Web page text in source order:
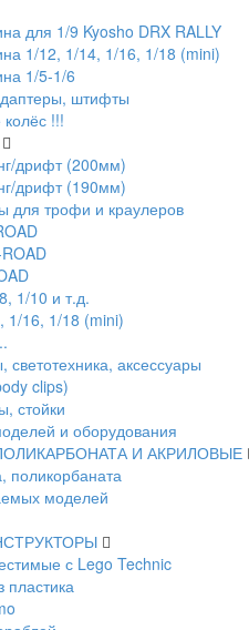
для 1/9 Kyosho DRX RALLY
1/12, 1/14, 1/16, 1/18 (mini)
1/5-1/6
штифты
!!!
дрифт (200мм)
дрифт (190мм)
для трофи и краулеров
1/10 и т.д.
1/16, 1/18 (mini)
аксессуары
clips)
стойки
и оборудования
И АКРИЛОВЫЕ
поликорбаната
моделей
с Lego Technic